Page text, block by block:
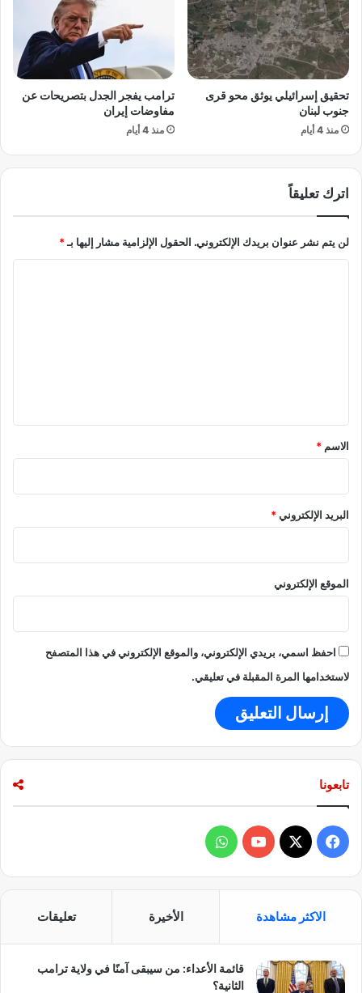
و
ح
ة
ف
ي
ت
ر
ا
تحقيق إسرائيلي يوثق محو قرى
جنوب لبنان
منذ 4 أيام
ترامب يفجر الجدل بتصريحات عن
مفاوضات إيران
منذ 4 أيام
اترك تعليقاً
لن يتم نشر عنوان بريدك الإلكتروني. الحقول الإلزامية مشار إليها بـ*
*
الاسم *
البريد الإلكتروني*
الموقع الإلكتروني
احفظ اسمي، بريدي الإلكتروني، والموقع الإلكتروني في هذا المتصفح
لاستخدامها المرة المقبلة في تعليقي.
تابعونا
ي
و
X
Y
T
ا
ا
الاكثر مشاهدة الأخيرة تعليقات
قائمة الأعداء: من سيبقى آمنًا في ولاية ترامب
الثانية؟